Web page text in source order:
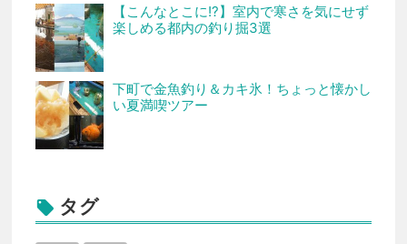
【こんなとこに!?】室内で寒さを気にせず
楽しめる都内の釣り掘3選
下町で金魚釣り＆カキ氷！ちょっと懐かし
い夏満喫ツアー
 タグ